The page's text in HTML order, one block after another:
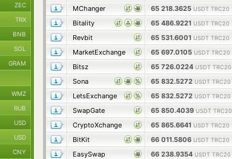
MChanger
65 218.3625 USDT TRC20
Bitality
65 486.9221 USDT TRC20
Revbit
65 531.6001 USDT TRC20
MarketExchange
65 697.0105 USDT TRC20
Bitsz
65 726.0224 USDT TRC20
Sona
65 832.5272 USDT TRC20
LetsExchange
65 832.5272 USDT TRC20
SwapGate
65 850.4039 USDT TRC20
CryptoXchange
65 865.6641 USDT TRC20
BitKit
66 011.5806 USDT TRC20
EasySwap
66 238.9354 USDT TRC20
ZEC
TRX
BNB
SOL
GRAM
WMZ
RUB
USD
USD
CNY